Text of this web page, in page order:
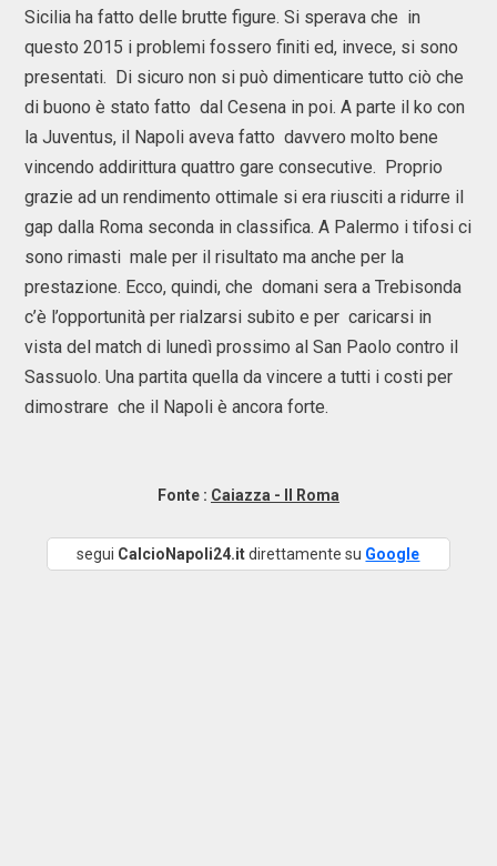
Sicilia ha fatto delle brutte figure. Si sperava che in
questo 2015 i problemi fossero finiti ed, invece, si sono
presentati. Di sicuro non si può dimenticare tutto ciò che
di buono è stato fatto dal Cesena in poi. A parte il ko con
la Juventus, il Napoli aveva fatto davvero molto bene
vincendo addirittura quattro gare consecutive. Proprio
grazie ad un rendimento ottimale si era riusciti a ridurre il
gap dalla Roma seconda in classifica. A Palermo i tifosi ci
sono rimasti male per il risultato ma anche per la
prestazione. Ecco, quindi, che domani sera a Trebisonda
c’è l’opportunità per rialzarsi subito e per caricarsi in
vista del match di lunedì prossimo al San Paolo contro il
Sassuolo. Una partita quella da vincere a tutti i costi per
dimostrare che il Napoli è ancora forte.
Fonte : Caiazza - Il Roma
segui CalcioNapoli24.itdirettamente su Google